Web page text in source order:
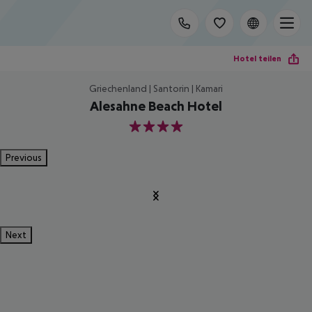
Hotel teilen
Griechenland | Santorin | Kamari
Alesahne Beach Hotel
4
Previous
Next